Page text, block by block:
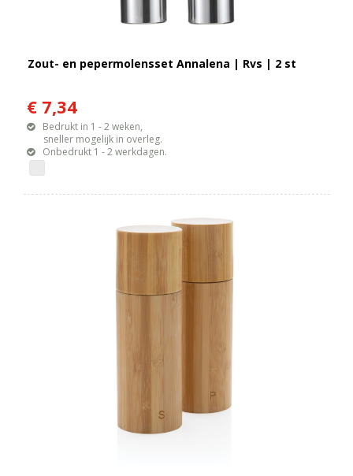
Zout- en pepermolensset Annalena | Rvs | 2 st
€ 7,34
Bedrukt in 1 - 2 weken,
sneller mogelijk in overleg.
Onbedrukt 1 - 2 werkdagen.